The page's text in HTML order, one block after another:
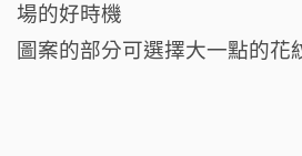
場的好時機
圖案的部分可選擇大一點的花